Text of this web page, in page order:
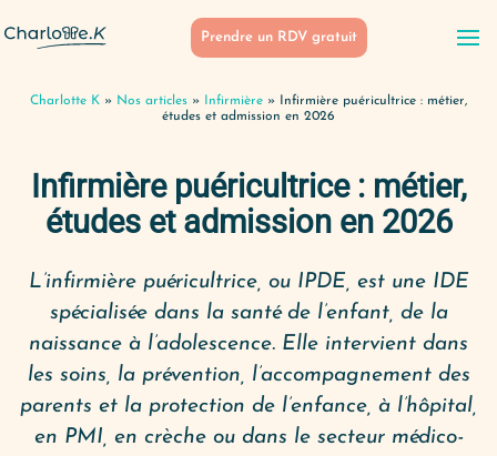
Prendre un RDV gratuit
Charlotte K » Nos articles » Infirmière »
Infirmière puéricultrice : métier,
études et admission en 2026
Infirmière puéricultrice : métier,
études et admission en 2026
L’infirmière puéricultrice, ou IPDE, est une IDE
spécialisée dans la santé de l’enfant, de la
naissance à l’adolescence. Elle intervient dans
les soins, la prévention, l’accompagnement des
parents et la protection de l’enfance, à l’hôpital,
en PMI, en crèche ou dans le secteur médico-